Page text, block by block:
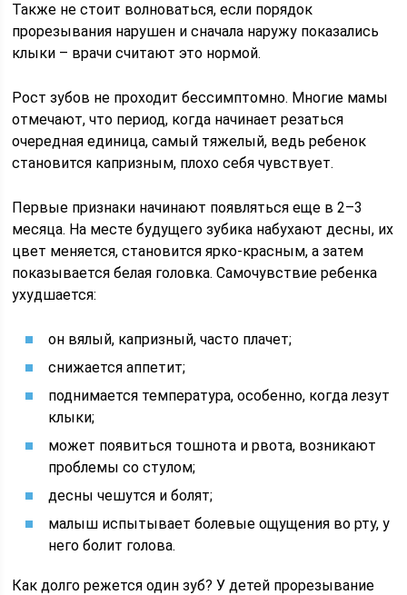
Также не стоит волноваться, если порядок
прорезывания нарушен и сначала наружу показались
клыки – врачи считают это нормой.
Рост зубов не проходит бессимптомно. Многие мамы
отмечают, что период, когда начинает резаться
очередная единица, самый тяжелый, ведь ребенок
становится капризным, плохо себя чувствует.
Первые признаки начинают появляться еще в 2–3
месяца. На месте будущего зубика набухают десны, их
цвет меняется, становится ярко-красным, а затем
показывается белая головка. Самочувствие ребенка
ухудшается:
он вялый, капризный, часто плачет;
снижается аппетит;
поднимается температура, особенно, когда лезут
клыки;
может появиться тошнота и рвота, возникают
проблемы со стулом;
десны чешутся и болят;
малыш испытывает болевые ощущения во рту, у
него болит голова.
Как долго режется один зуб? У детей прорезывание